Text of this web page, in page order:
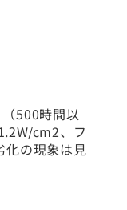
500時間以
cm2、フ
化の現象は見